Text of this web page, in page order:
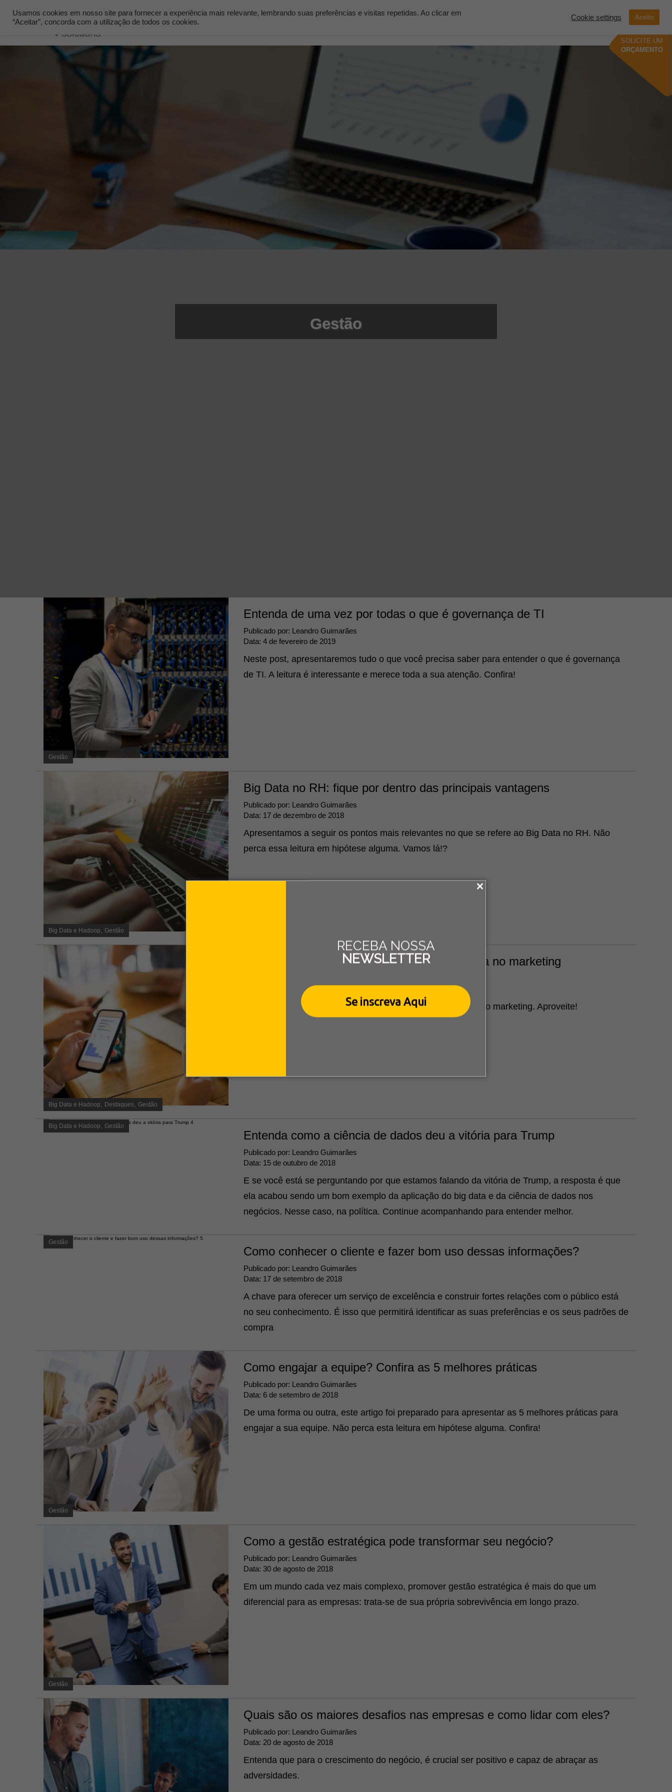
RECEBA NOSSA
NEWSLETTER
Se inscreva Aqui
SOLICITE UM
ORÇAMENTO
Quem Somos
Gestão
Gestão
Entenda de uma vez por todas o que é governança de TI
Publicado por: Leandro Guimarães
Data: 4 de fevereiro de 2019
Neste post, apresentaremos tudo o que você precisa saber para entender o que é governança
de TI. A leitura é interessante e merece toda a sua atenção. Confira!
Big Data e Hadoop, Gestão
Big Data no RH: fique por dentro das principais vantagens
Publicado por: Leandro Guimarães
Data: 17 de dezembro de 2018
Apresentamos a seguir os pontos mais relevantes no que se refere ao Big Data no RH. Não
perca essa leitura em hipótese alguma. Vamos lá!?
Big Data e Hadoop, Destaques, Gestão
Descubra as 8 maiores vantagens do Big Data no marketing
5 de dezembro de 2018
Mostraremos a seguir as 3 maiores vantagens do Big Data no marketing. Aproveite!
Big Data e Hadoop, Gestão
Entenda como a ciência de dados deu a vitória para Trump
Publicado por: Leandro Guimarães
Data: 15 de outubro de 2018
E se você está se perguntando por que estamos falando da vitória de Trump, a resposta é que
ela acabou sendo um bom exemplo da aplicação do big data e da ciência de dados nos
negócios. Nesse caso, na política. Continue acompanhando para entender melhor.
Gestão
Como conhecer o cliente e fazer bom uso dessas informações?
Publicado por: Leandro Guimarães
Data: 17 de setembro de 2018
A chave para oferecer um serviço de excelência e construir fortes relações com o público está
no seu conhecimento. É isso que permitirá identificar as suas preferências e os seus padrões de
compra
Gestão
Como engajar a equipe? Confira as 5 melhores práticas
Publicado por: Leandro Guimarães
Data: 6 de setembro de 2018
De uma forma ou outra, este artigo foi preparado para apresentar as 5 melhores práticas para
engajar a sua equipe. Não perca esta leitura em hipótese alguma. Confira!
Gestão
Como a gestão estratégica pode transformar seu negócio?
Publicado por: Leandro Guimarães
Data: 30 de agosto de 2018
Em um mundo cada vez mais complexo, promover gestão estratégica é mais do que um
diferencial para as empresas: trata-se de sua própria sobrevivência em longo prazo.
Quais são os maiores desafios nas empresas e como lidar com eles?
Publicado por: Leandro Guimarães
Data: 20 de agosto de 2018
Entenda que para o crescimento do negócio, é crucial ser positivo e capaz de abraçar as
adversidades.
Usamos cookies em nosso site para fornecer a experiência mais relevante, lembrando suas preferências e visitas repetidas. Ao clicar em
“Aceitar”, concorda com a utilização de todos os cookies.
Cookie settings Aceito